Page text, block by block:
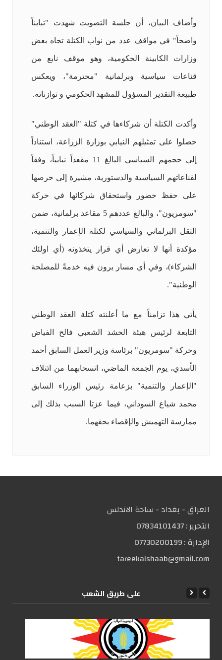
وأضاف البيان، أن جلسة التصويت شهدت "تبايناً
واضحاً" في مواقف عدد من نواب الكتلة تجاه بعض
وزارات الكابينة الحكومية، وهو موقف نابع من
قناعات سياسية وبرلمانية "محترمة"، ويعكس
طبيعة التقدير المسؤول للمشهد الحكومي و توازناته.
وأكدت الكتلة أن شركاءها في كتلة "العقد الوطني"
حصلوا على تمثيلهم النيابي بوزارة الزراعة، استناداً
إلى حجمهم السياسي البالغ 11 مقعداً نيابياً، وفقاً
لقناعاتهم السياسية والدستورية، مشيرة إلى حرصها
على حفظ حضور واستحقاق شركائها في حركة
"سومريون"، والبالغ عددهم 5 مقاعد برلمانية، ضمن
الثقل البرلماني والسياسي لكتلة الإعمار والتنمية،
مؤكدة أنها لا تعارض أي قرار يتخذونه (أي اولئك
الشركاء)، وفي أي مسار يرون فيه خدمةً للمصلحة
الوطنية".
يأتي هذا تزامناً مع ما أعلنته كتلة العقد الوطني
التابعة لرئيس هيئة الحشد الشعبي فالح الفياض
وحركة "سومريون" برئاسة وزير العمل السابق أحمد
الأسدي، يوم الجمعة الماضي، انسحابهما من ائتلاف
"الإعمار والتنمية" بزعامة رئيس الوزراء السابق
محمد شياع السوداني، فيما عزتا السبب بذلك إلى
ممارسة التهميش والإقصاء بحقهما.
العراق - بغداد - ساحة الاندلس
التحریر :07834101437
الإدارة :07730200199
tareekalshaab@gmail.com
علی طریق الشعب